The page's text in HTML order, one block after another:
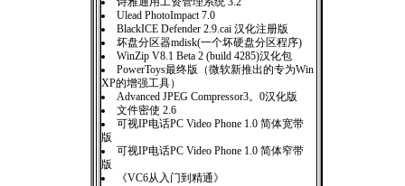
Ulead PhotoImpact 7.0
BlackICE Defender 2.9.cai 汉化注册版
坏盘分区器mdisk(一个坏硬盘分区程序)
WinZip V8.1 Beta 2 (build 4285)汉化包
PowerToys最终版（微软新推出的专为Win
XP的增强工具）
Advanced JPEG Compressor3。0汉化版
文件密使 2.6
可视IP电话PC Video Phone 1.0 简体宽带
版
可视IP电话PC Video Phone 1.0 简体窄带
版
《VC6从入门到精通》